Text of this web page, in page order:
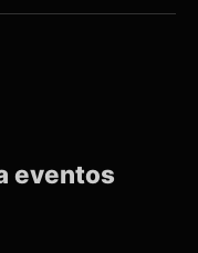
eventos